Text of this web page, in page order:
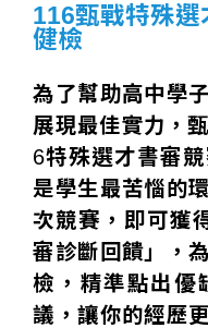
116甄戰特殊
健檢
為了幫助高中學
展現最佳實力，
6特殊選才書審
是學生最苦惱的
次競賽，即可獲
審診斷回饋」，
檢，精準點出優
議，讓你的經歷